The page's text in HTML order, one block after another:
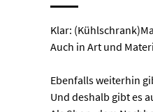
Klar:
Auch in Art und
Ebenfalls weiterhin
Und deshalb gibt es